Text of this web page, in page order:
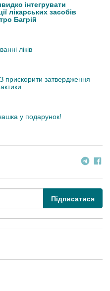
інтегрувати
лікарських засобів
Багрій
ліків
затвердження
у подарунок!
Підписатися